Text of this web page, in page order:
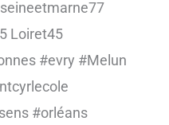
Loiret45
#evry #Melun
#orléans